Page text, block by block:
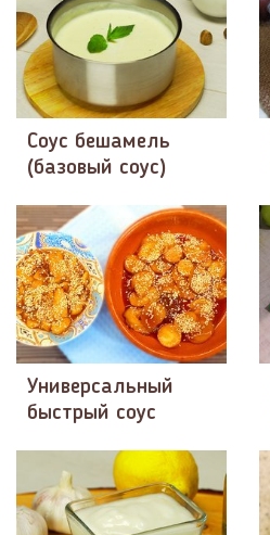
Соус бешамель
(базовый соус)
Универсальный
быстрый соус